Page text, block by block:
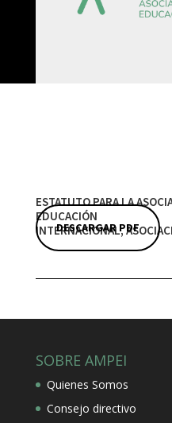
ESTATUTO PARA LA
EDUCACIÓN
INTERNACIONAL,
DESCARGAR PDF
SOBRE AMPEI
Quienes Somos
Consejo directivo